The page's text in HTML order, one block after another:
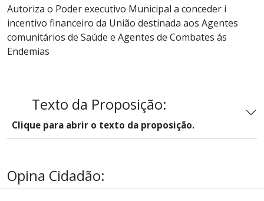
Autoriza o Poder executivo Municipal a conceder i
incentivo financeiro da União destinada aos Agentes
comunitários de Saúde e Agentes de Combates ás
Endemias
Texto da Proposição:
Clique para abrir o texto da proposição.
Opina Cidadão: